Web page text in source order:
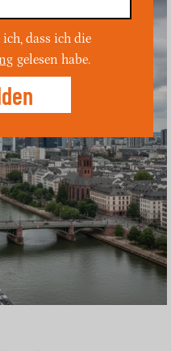
dass ich die
gelesen habe.